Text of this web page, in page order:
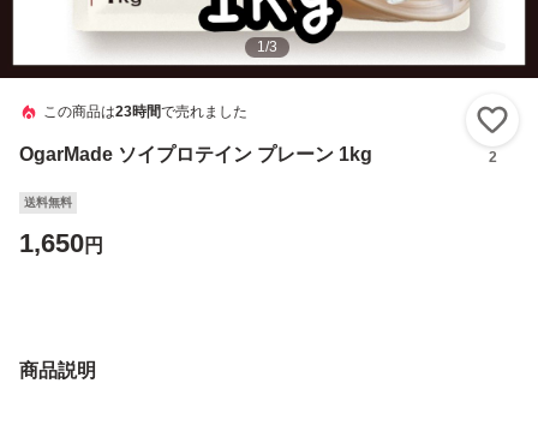
1/3
この商品は23時間で売れました
OgarMade ソイプロテイン プレーン 1kg 2
送料無料
1,650円
商品説明